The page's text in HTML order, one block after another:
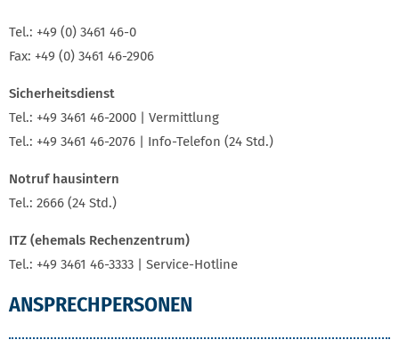
Tel.: +49 (0) 3461 46-0
Fax: +49 (0) 3461 46-2906
Sicherheitsdienst
Tel.: +49 3461 46-2000 | Vermittlung
Tel.: +49 3461 46-2076 | Info-Telefon (24 Std.)
Notruf hausintern
Tel.: 2666 (24 Std.)
ITZ (ehemals Rechenzentrum)
Tel.: +49 3461 46-3333 | Service-Hotline
ANSPRECHPERSONEN